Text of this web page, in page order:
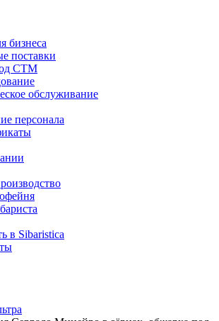
бизнеса
поставки
СТМ
обслуживание
персонала
в Sibaristica